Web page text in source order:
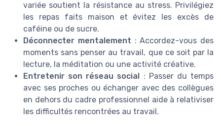
variée soutient la résistance au stress. Privilégiez
les repas faits maison et évitez les excès de
caféine ou de sucre.
Déconnecter mentalement : Accordez-vous des
moments sans penser au travail, que ce soit par la
lecture, la méditation ou une activité créative.
Entretenir son réseau social
: Passer du temps
avec ses proches ou échanger avec des collègues
en dehors du cadre professionnel aide à relativiser
les difficultés rencontrées au travail.